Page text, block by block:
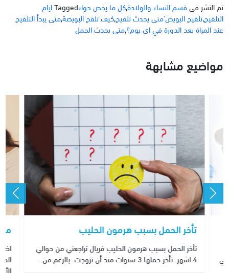
تم النشر فيقسم النساء والولادة,كل ما يخص حواءTaggedايام
التلقيح,تلقيح البويض’متى يحدث تلقيح,كيف تلقح البويضة,متى يبدأ التلقيح
عند المراة بعد الدورة في اي يوم؟,متى يحدث الحمل
مواضيع مشابهة
تأخر الحمل بسبب هرمون الحليب
تأخر الحمل بسبب هرمون الحليب فريال تراجعني من حوالي
4 اشهر. تأخر حملها 3 سنوات منذ أن تزوجت. بالرغم من…